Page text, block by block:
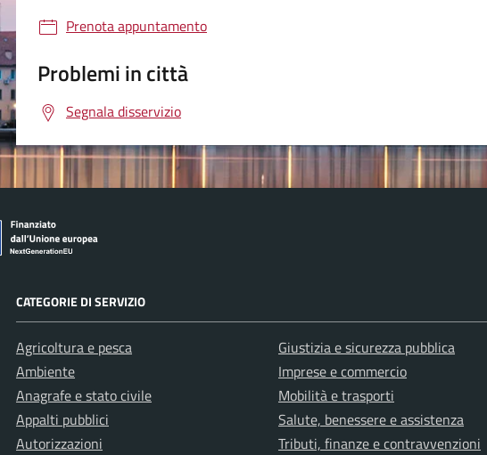
Prenota appuntamento
Problemi in città
Segnala disservizio
CATEGORIE DI SERVIZIO
Agricoltura e pesca
Ambiente
Anagrafe e stato civile
Appalti pubblici
Autorizzazioni
Giustizia e sicurezza pubblica
Imprese e commercio
Mobilità e trasporti
Salute, benessere e assistenza
Tributi, finanze e contravvenzioni